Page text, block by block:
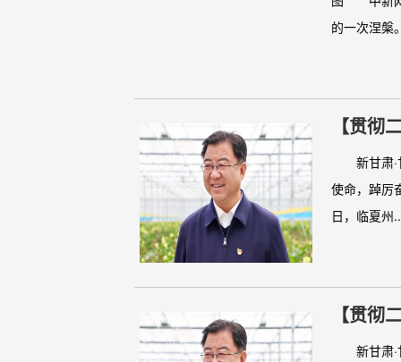
的一次涅槃
【贯彻
大精
新甘肃·
使命，踔厉
日，临夏州
【贯彻
大精
新甘肃·